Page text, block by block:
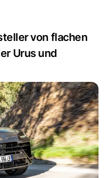
von flachen
Urus und